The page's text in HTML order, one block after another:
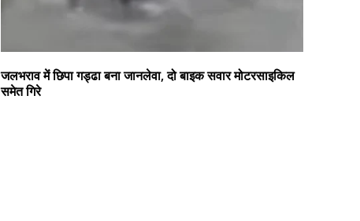
जलभराव में छिपा गड्ढा बना जानलेवा, दो बाइक सवार मोटरसाइकिल
समेत गिरे